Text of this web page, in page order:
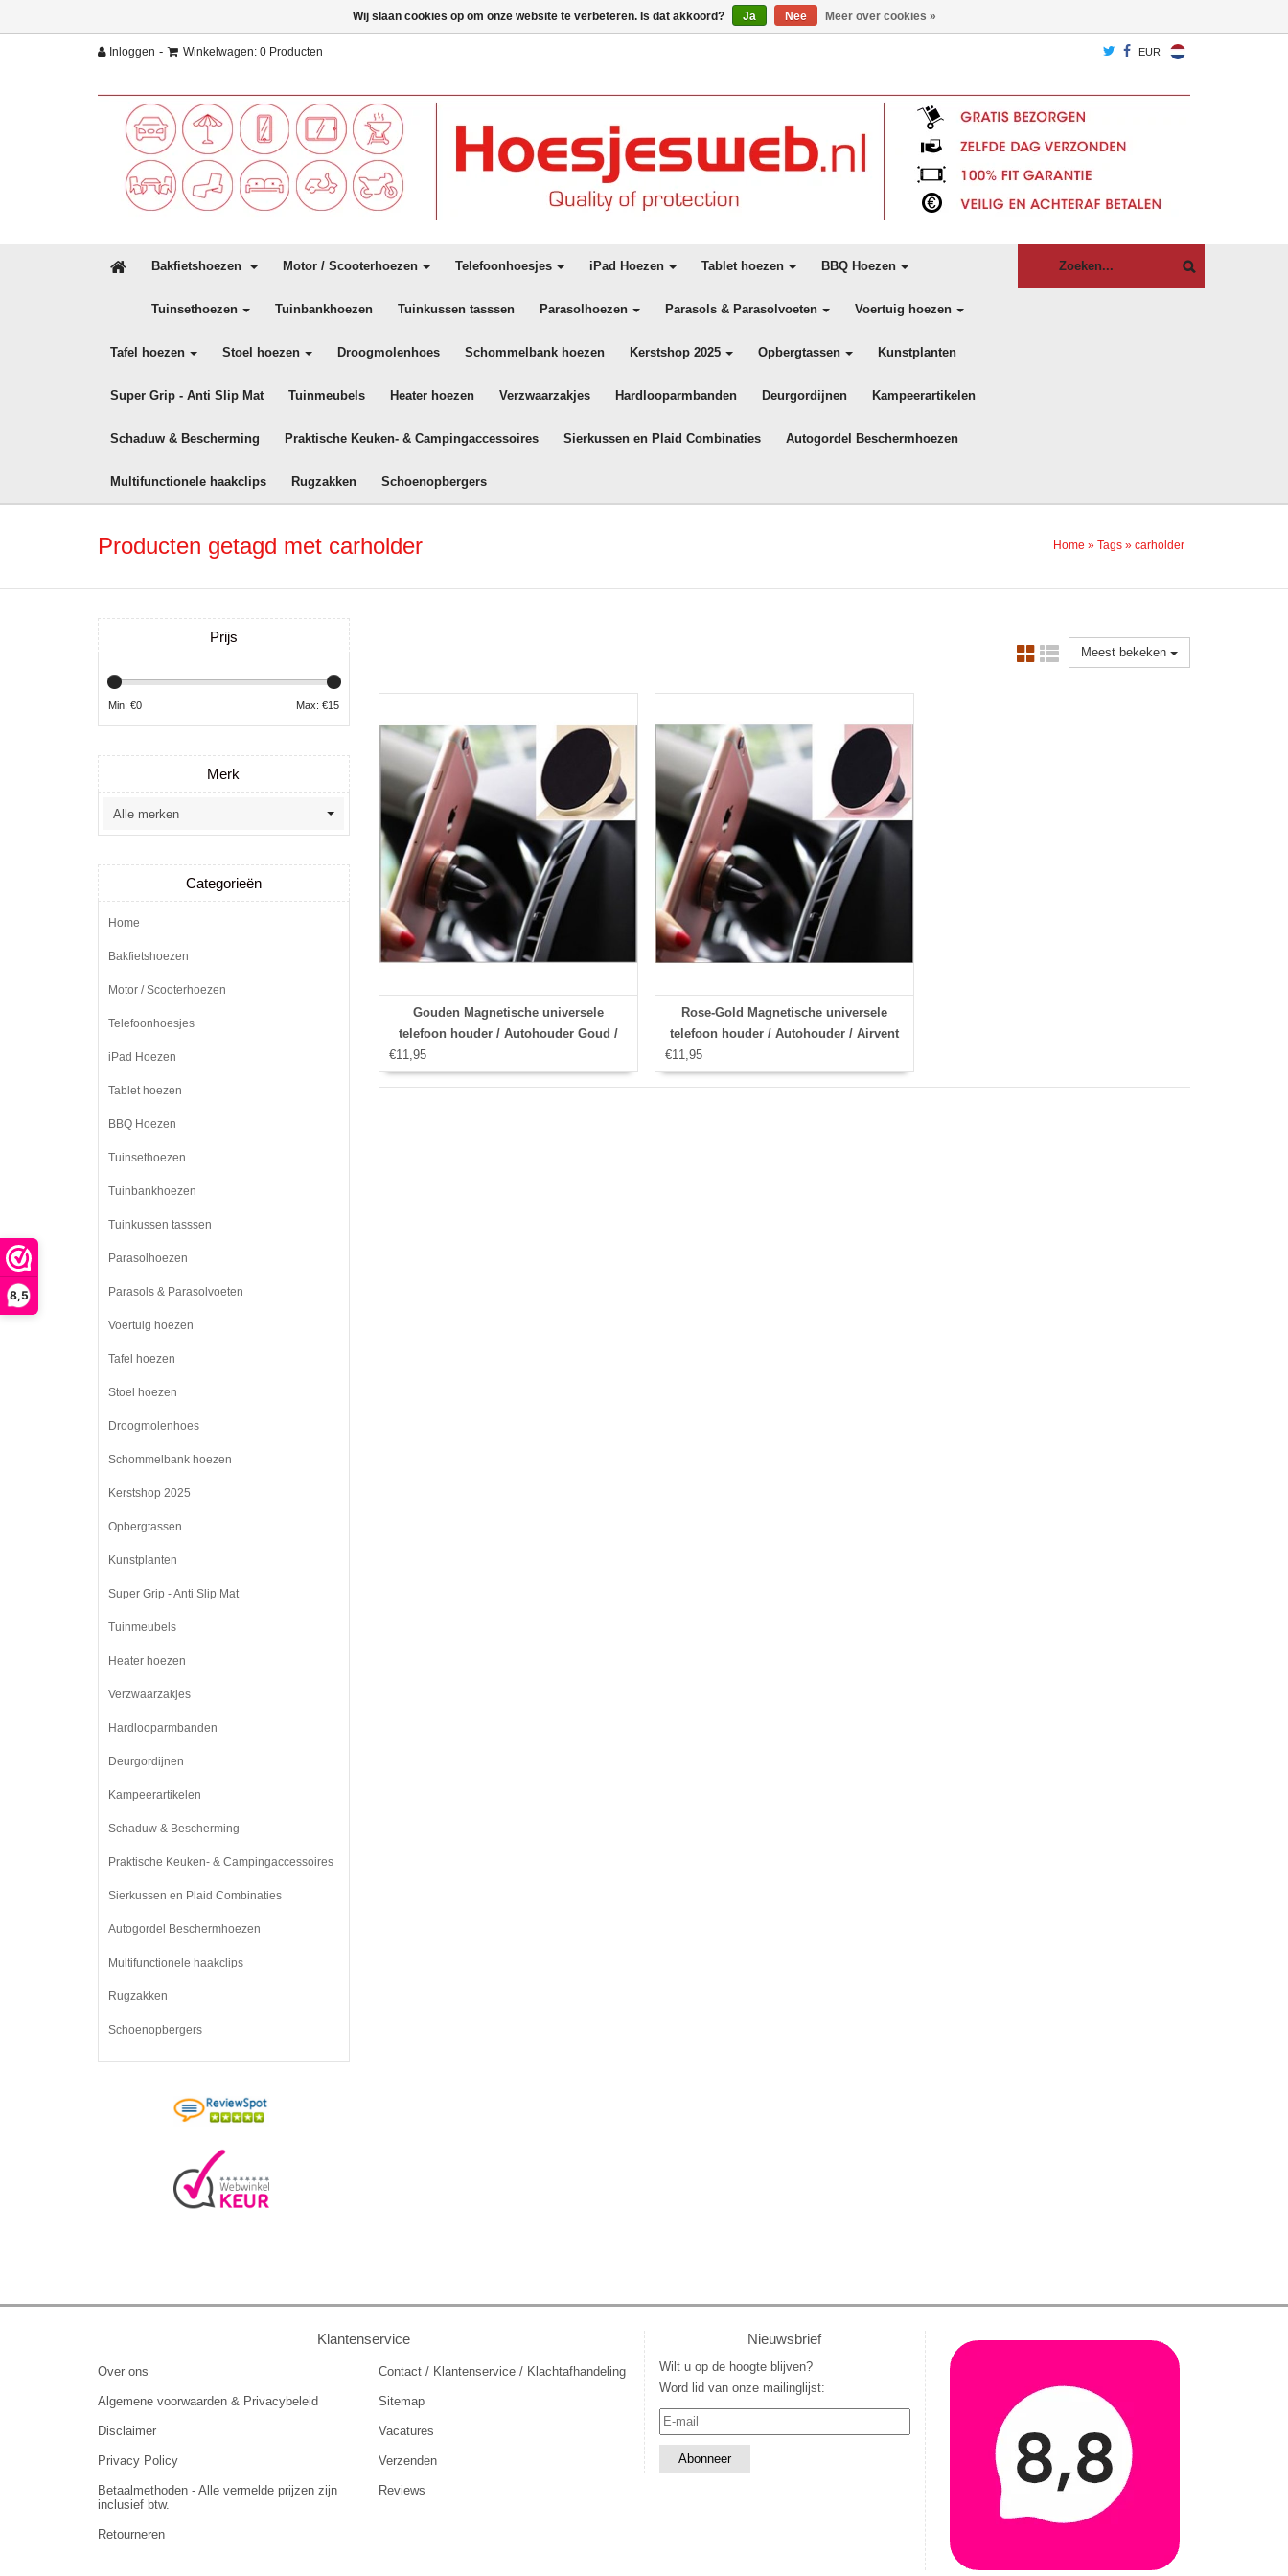
8,5
Inloggen - Winkelwagen: 0 Producten EUR
Bakfietshoezen Motor / Scooterhoezen Telefoonhoesjes iPad Hoezen Tablet hoezen BBQ Hoezen
Tuinsethoezen Tuinbankhoezen Tuinkussen tasssen Parasolhoezen Parasols & Parasolvoeten Voertuig hoezen
Tafel hoezen Stoel hoezen Droogmolenhoes Schommelbank hoezen Kerstshop 2025 Opbergtassen Kunstplanten
Super Grip - Anti Slip Mat Tuinmeubels Heater hoezen Verzwaarzakjes Hardlooparmbanden Deurgordijnen Kampeerartikelen
Schaduw & Bescherming Praktische Keuken- & Campingaccessoires Sierkussen en Plaid Combinaties Autogordel Beschermhoezen
Multifunctionele haakclips Rugzakken Schoenopbergers
Producten getagd met carholder Home » Tags » carholder
Meest bekeken
Gouden Magnetische universele
telefoon houder / Autohouder Goud /
Airvent holder Met Stylus pen
€11,95
Rose-Gold Magnetische universele
telefoon houder / Autohouder / Airvent
holder /Magnetische universele telefoon
houder / Autohouder Rose / Airvent
€11,95
Prijs
Min: €0 Max: €15
Merk
Categorieën
Home
Bakfietshoezen
Motor / Scooterhoezen
Telefoonhoesjes
iPad Hoezen
Tablet hoezen
BBQ Hoezen
Tuinsethoezen
Tuinbankhoezen
Tuinkussen tasssen
Parasolhoezen
Parasols & Parasolvoeten
Voertuig hoezen
Tafel hoezen
Stoel hoezen
Droogmolenhoes
Schommelbank hoezen
Kerstshop 2025
Opbergtassen
Kunstplanten
Super Grip - Anti Slip Mat
Tuinmeubels
Heater hoezen
Verzwaarzakjes
Hardlooparmbanden
Deurgordijnen
Kampeerartikelen
Schaduw & Bescherming
Praktische Keuken- & Campingaccessoires
Sierkussen en Plaid Combinaties
Autogordel Beschermhoezen
Multifunctionele haakclips
Rugzakken
Schoenopbergers
Klantenservice
Over ons
Algemene voorwaarden & Privacybeleid
Disclaimer
Privacy Policy
Betaalmethoden - Alle vermelde prijzen zijn
inclusief btw.
Retourneren
Contact / Klantenservice / Klachtafhandeling
Sitemap
Vacatures
Verzenden
Reviews
Nieuwsbrief
Wilt u op de hoogte blijven?
Word lid van onze mailinglijst:
Wij slaan cookies op om onze website te verbeteren. Is dat akkoord? Ja Nee Meer over cookies »